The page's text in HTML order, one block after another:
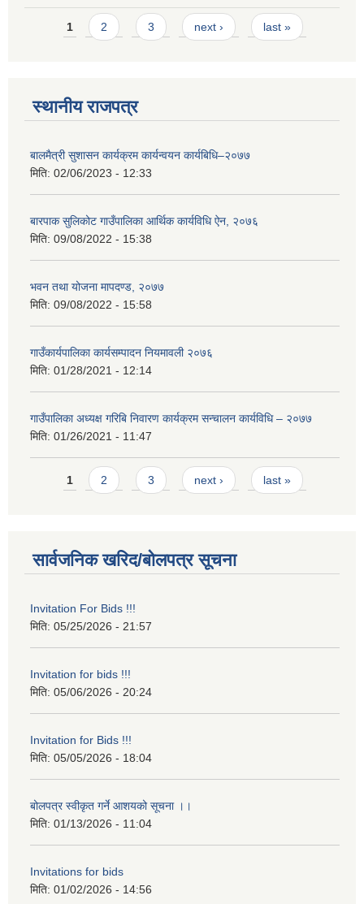
Pages
1 2 3 next › last »
स्थानीय राजपत्र
बालमैत्री सुशासन कार्यक्रम कार्यन्वयन कार्यबिधि–२०७७
मिति: 02/06/2023 - 12:33
बारपाक सुलिकोट गाउँपालिका आर्थिक कार्यविधि ऐन, २०७६
मिति: 09/08/2022 - 15:38
भवन तथा योजना मापदण्ड, २०७७
मिति: 09/08/2022 - 15:58
गाउँकार्यपालिका कार्यसम्पादन नियमावली २०७६
मिति: 01/28/2021 - 12:14
गाउँपालिका अध्यक्ष गरिबि निवारण कार्यक्रम सन्चालन कार्यविधि – २०७७
मिति: 01/26/2021 - 11:47
Pages
1 2 3 next › last »
सार्वजनिक खरिद/बोलपत्र सूचना
Invitation For Bids !!!
मिति: 05/25/2026 - 21:57
Invitation for bids !!!
मिति: 05/06/2026 - 20:24
Invitation for Bids !!!
मिति: 05/05/2026 - 18:04
बोलपत्र स्वीकृत गर्ने आशयको सूचना ।।
मिति: 01/13/2026 - 11:04
Invitations for bids
मिति: 01/02/2026 - 14:56